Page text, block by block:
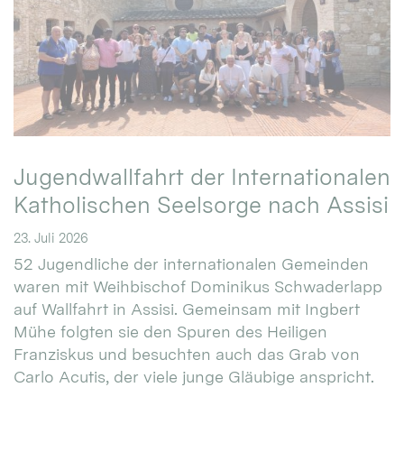
Jugendwallfahrt der Internationalen
Katholischen Seelsorge nach Assisi
23. Juli 2026
52 Jugendliche der internationalen Gemeinden
waren mit Weihbischof Dominikus Schwaderlapp
auf Wallfahrt in Assisi. Gemeinsam mit Ingbert
Mühe folgten sie den Spuren des Heiligen
Franziskus und besuchten auch das Grab von
Carlo Acutis, der viele junge Gläubige anspricht.